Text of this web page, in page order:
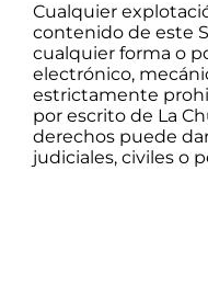
Cualquier
contenido de este
cualquier forma o
electrónico,
estrictamente
por escrito de La
derechos puede
judiciales, civiles o